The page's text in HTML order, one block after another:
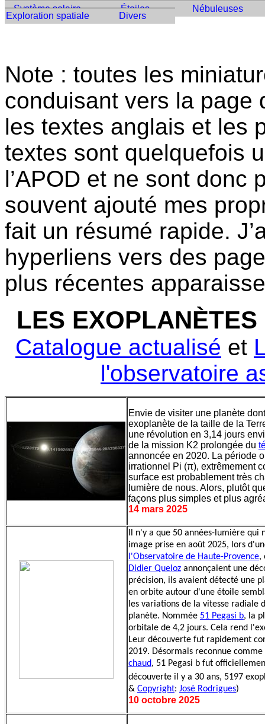
Système solaire Étoiles Nébuleuses
Exploration spatiale Divers
Note : toutes les
conduisant vers la page
les textes anglais et les
textes sont quelquefois
l’APOD et ne sont donc
souvent ajouté mes
fait un résumé rapide.
hyperliens vers des
plus récentes
LES
Catalogue actualisé et
l'observatoire
Envie de visiter une planète
exoplanète de la taille de la
une révolution en 3,14 jours
de la mission K2 prolongée du
annoncée en 2020. La période
irrationnel Pi (π), extrêmement
surface est probablement très
lumière de nous. Alors, plutôt
façons plus simples et plus
14 mars 2025
Il n'y a que 50 années-lumière qui
image prise en août 2025, lors
l'Observatoire de Haute-Provence,
Didier Queloz annonçaient une
précision, ils avaient détecté une
en orbite autour d'une étoile
les variations de la vitesse
planète. Nommée 51 Pegasi b, la
orbitale de 4,2 jours. Cela rend
Leur découverte fut rapidement
2019. Désormais reconnue
chaud, 51 Pegasi b fut
découverte il y a 30 ans, 5197
& Copyright: José Rodrigues)
10 octobre 2025